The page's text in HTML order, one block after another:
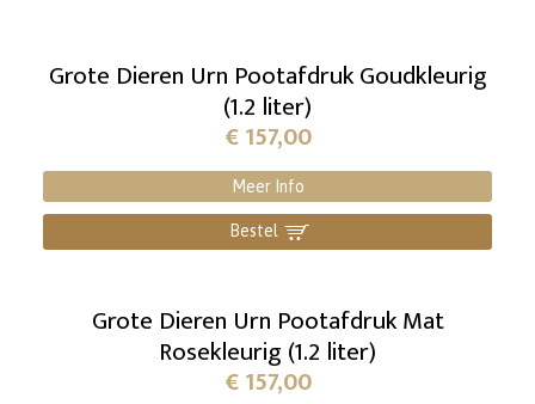
Grote Dieren Urn Pootafdruk Goudkleurig
(1.2 liter)
€157,00
Meer Info
Bestel ]
Grote Dieren Urn Pootafdruk Mat
Rosekleurig (1.2 liter)
€157,00